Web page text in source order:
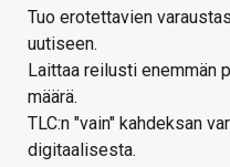
Tuo erotettavien
uutiseen.
Laittaa reilusti enemmän
määrä.
TLC:n "vain" kahdeksan
digitaalisesta.